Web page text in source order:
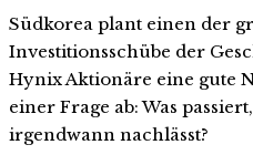
Südkorea plant einen der
Investitionsschübe der
Hynix Aktionäre eine gute
einer Frage ab: Was
irgendwann nachlässt?